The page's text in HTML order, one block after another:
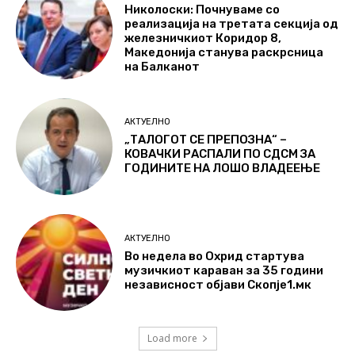
Николоски: Почнуваме со
реализација на третата секција од
железничкиот Коридор 8,
Македонија станува раскрсница
на Балканот
АКТУЕЛНО
„ТАЛОГОТ СЕ ПРЕПОЗНА“ –
КОВАЧКИ РАСПАЛИ ПО СДСМ ЗА
ГОДИНИТЕ НА ЛОШО ВЛАДЕЕЊЕ
АКТУЕЛНО
Во недела во Охрид стартува
музичкиот караван за 35 години
независност објави Скопје1.мк
Load more